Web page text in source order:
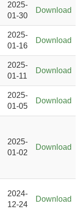
2025-
01-30
Download
2025-
01-16
Download
2025-
01-11
Download
2025-
01-05
Download
2025-
01-02
Download
2024-
12-24
Download